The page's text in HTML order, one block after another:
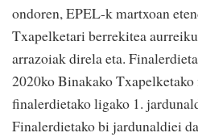
ondoren, EPEL-k martxoan
Txapelketari berrekitea
arrazoiak direla eta.
2020ko Binakako
finalerdietako ligako 1.
Finalerdietako bi jardunaldiei